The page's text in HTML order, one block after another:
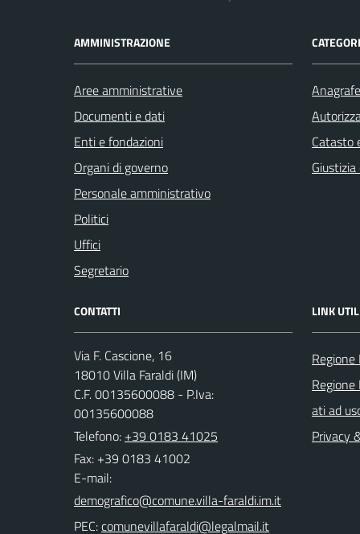
AMMINISTRAZIONE
Aree amministrative
Documenti e dati
Enti e fondazioni
Organi di governo
Personale amministrativo
Politici
Uffici
Segretario
Catasto
CONTATTI
Via F. Cascione, 16
18010 Villa Faraldi (IM)
C.F. 00135600088 - P.Iva:
00135600088
Telefono: +39 0183 41025
Fax: +39 0183 41002
E-mail:
PEC:
LINK
Regione
ati ad
Privacy